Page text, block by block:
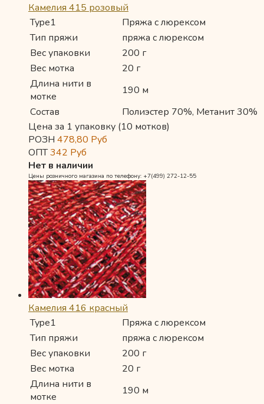
Камелия 415 розовый
Type1
Пряжа с люрексом
Тип пряжи
пряжа с люрексом
Вес упаковки
200 г
Вес мотка
20 г
Длина нити в
мотке
190 м
Состав
Полиэстер 70%, Метанит 30%
Цена за 1 упаковку (10 мотков)
РОЗН 478,80 Руб
ОПТ342 Руб
Нет в наличии
Цены розничного магазина по телефону: +7(499) 272-12-55
Камелия 416 красный
Type1
Пряжа с люрексом
Тип пряжи
пряжа с люрексом
Вес упаковки
200 г
Вес мотка
20 г
Длина нити в
мотке
190 м